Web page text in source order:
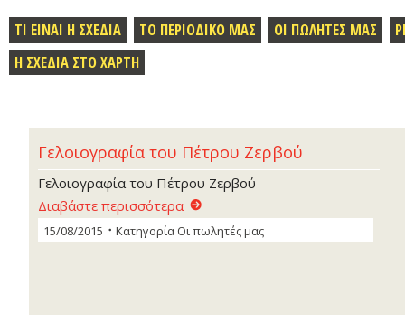
ΤΙ ΕΙΝΑΙ Η ΣΧΕΔΙΑ ΤΟ ΠΕΡΙΟΔΙΚΟ ΜΑΣ ΟΙ ΠΩΛΗΤΕΣ ΜΑΣ
Η ΣΧΕΔΙΑ ΣΤΟ ΧΑΡΤΗ
Γελοιογραφία του Πέτρου Ζερβού
Γελοιογραφία του Πέτρου Ζερβού
Διαβάστε περισσότερα
15/08/2015 Κατηγορία Οι πωλητές μας